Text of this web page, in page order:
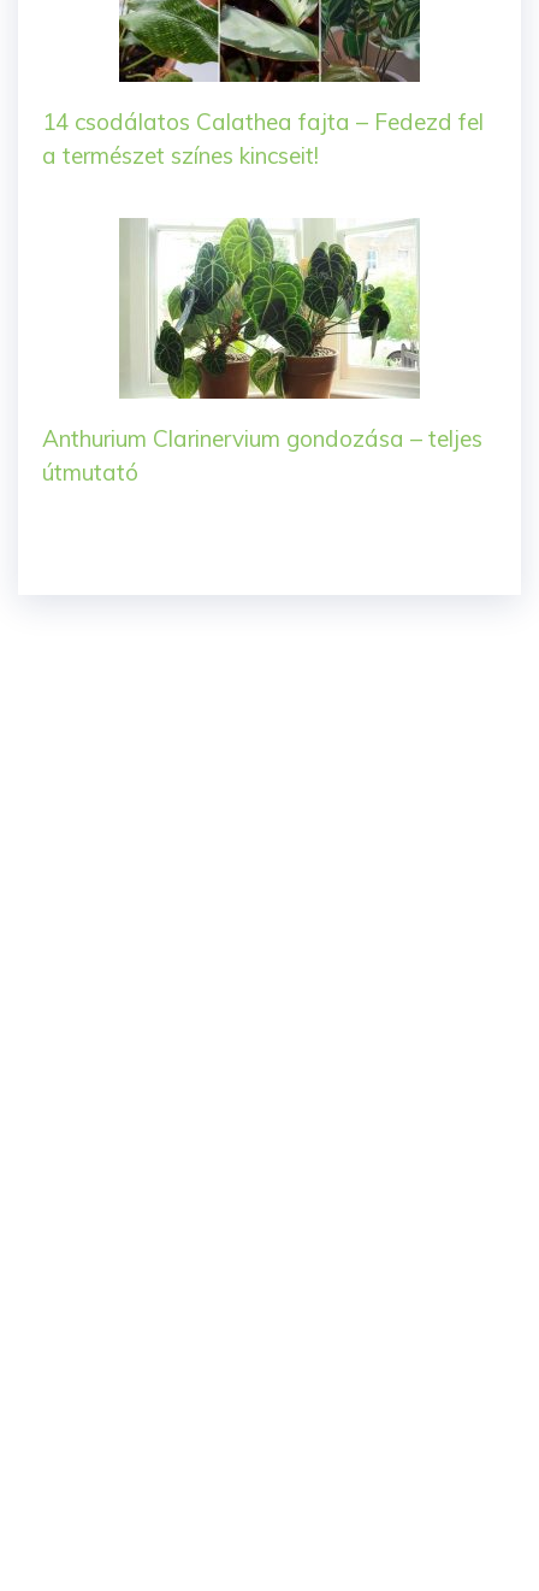
14 csodálatos Calathea fajta – Fedezd fel
a természet színes kincseit!
Anthurium Clarinervium gondozása – teljes
útmutató